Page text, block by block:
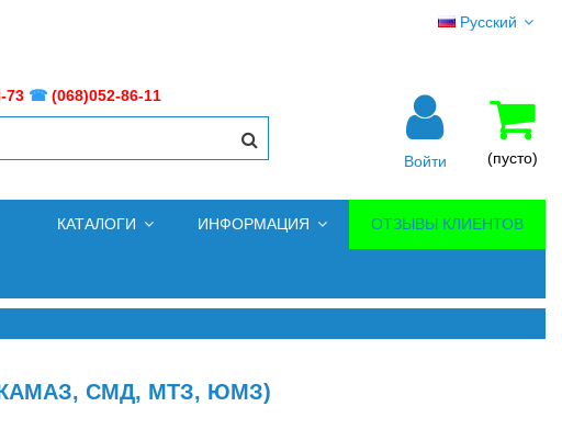
Русский
73 ☎ (068)052-86-11
(пусто)
Войти
ОТЗЫВЫ КЛИЕНТОВ
ИНФОРМАЦИЯ
КАТАЛОГИ
СМД, МТЗ, ЮМЗ)